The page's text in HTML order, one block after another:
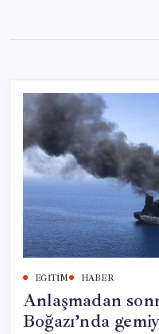
content
EĞITIM HABER
Anlaşmadan
Boğazı’nda